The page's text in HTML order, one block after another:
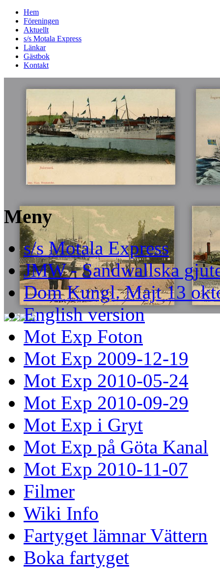
Hem
Föreningen
Aktuellt
s/s Motala Express
Länkar
Gästbok
Kontakt
Meny
s/s Motala Express
JMW - Sandwallska
Dom Kungl. Majt 13
English version
Mot Exp Foton
Mot Exp 2009-12-19
Mot Exp 2010-05-24
Mot Exp 2010-09-29
Mot Exp i Gryt
Mot Exp på Göta Kanal
Mot Exp 2010-11-07
Filmer
Wiki Info
Fartyget lämnar Vättern
Boka fartyget